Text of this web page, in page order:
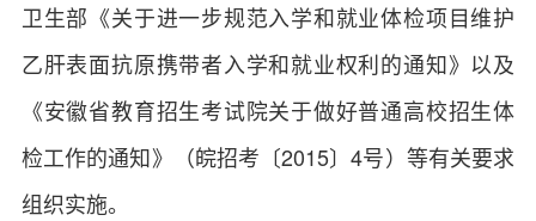
卫生部《关于进一步规范入学和就业体检项目维护
乙肝表面抗原携带者入学和就业权利的通知》以及
《安徽省教育招生考试院关于做好普通高校招生体
检工作的通知》（皖招考〔2015〕4号）等有关要求
组织实施。